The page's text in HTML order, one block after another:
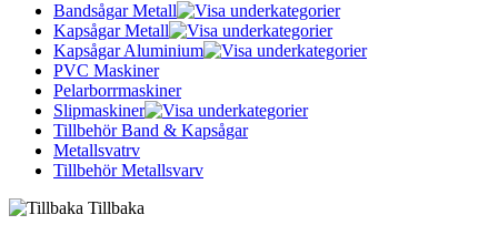
Bandsågar Metall
Kapsågar Metall
Kapsågar Aluminium
PVC Maskiner
Pelarborrmaskiner
Slipmaskiner
Tillbehör Band & Kapsågar
Metallsvatrv
Tillbehör Metallsvarv
Tillbaka